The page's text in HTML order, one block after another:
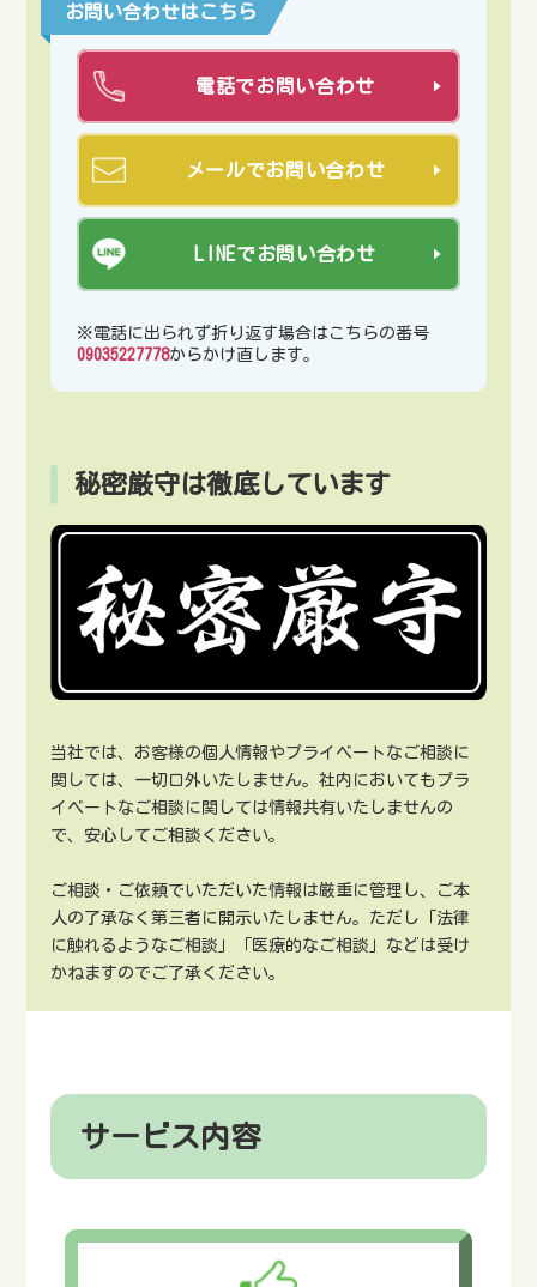
お問い合わせはこちら
電話でお問い合わせ
メールでお問い合わせ
LINEでお問い合わせ
※電話に出られず折り返す場合はこちらの番号
09035227778からかけ直します。
秘密厳守は徹底しています
当社では、お客様の個人情報やプライベートなご相談に
関しては、一切口外いたしません。社内においてもプラ
イベートなご相談に関しては情報共有いたしませんの
で、安心してご相談ください。
ご相談・ご依頼でいただいた情報は厳重に管理し、ご本
人の了承なく第三者に開示いたしません。ただし「法律
に触れるようなご相談」「医療的なご相談」などは受け
かねますのでご了承ください。
サービス内容